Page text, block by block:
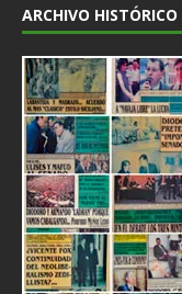
ARCHIVO HISTÓRICO